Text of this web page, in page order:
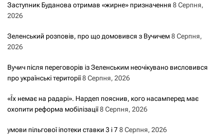
Заступник Буданова отримав «жирне» призначення 8 Серпня,
2026
Зеленський розповів, про що домовився з Вучичем8 Серпня,
2026
Вучич після переговорів із Зеленським неочікувано висловився
про українські території8 Серпня, 2026
«Їх немає на радарі». Нардеп пояснив, кого насамперед має
охопити реформа мобілізації8 Серпня, 2026
умови пільгової іпотеки ставки 3 і 78 Серпня, 2026